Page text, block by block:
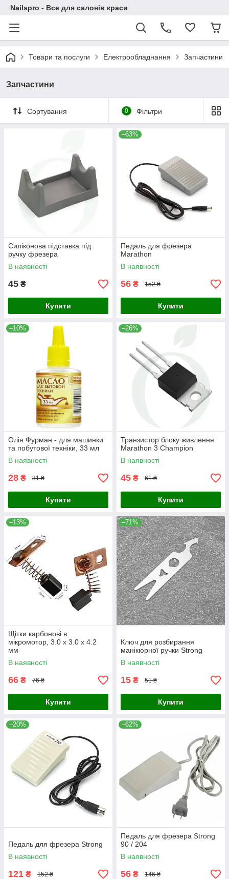
Nailspro - Все для салонів краси
Товари та послуги Електрообладнання Запчастини
Запчастини
Сортування 0 Фільтри
Силіконова підставка під
ручку фрезера
В наявності
45 ₴
Купити
–63%
Педаль для фрезера
Marathon
В наявності
56 ₴ 152 ₴
Купити
–10%
Олія Фурман - для машинки
та побутової техніки, 33 мл
В наявності
28 ₴ 31 ₴
Купити
–26%
Транзистор блоку живлення
Marathon 3 Champion
В наявності
45 ₴ 61 ₴
Купити
–13%
Щітки карбонові в
мікромотор, 3.0 х 3.0 х 4.2
мм
В наявності
66 ₴ 76 ₴
Купити
–71%
Ключ для розбирання
манікюрної ручки Strong
В наявності
15 ₴ 51 ₴
Купити
–20%
Педаль для фрезера Strong
В наявності
121 ₴ 152 ₴
–62%
Педаль для фрезера Strong
90 / 204
В наявності
56 ₴ 146 ₴